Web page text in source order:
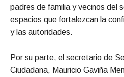
padres de familia y vecinos del
espacios que fortalezcan la
y las autoridades.
Por su parte, el secretario de
Ciudadana, Mauricio Gaviña